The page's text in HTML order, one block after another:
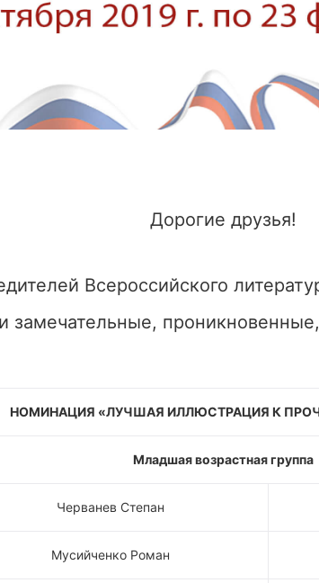
Дорогие друзья!
Всероссийского
замечательные,
НОМИНАЦИЯ «ЛУЧШАЯ ИЛЛЮСТРАЦИЯ К
Младшая возрастная группа
Черванев Степан
Мусийченко Роман